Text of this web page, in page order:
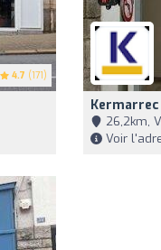
4.7 (171)
26,2km,
Voir